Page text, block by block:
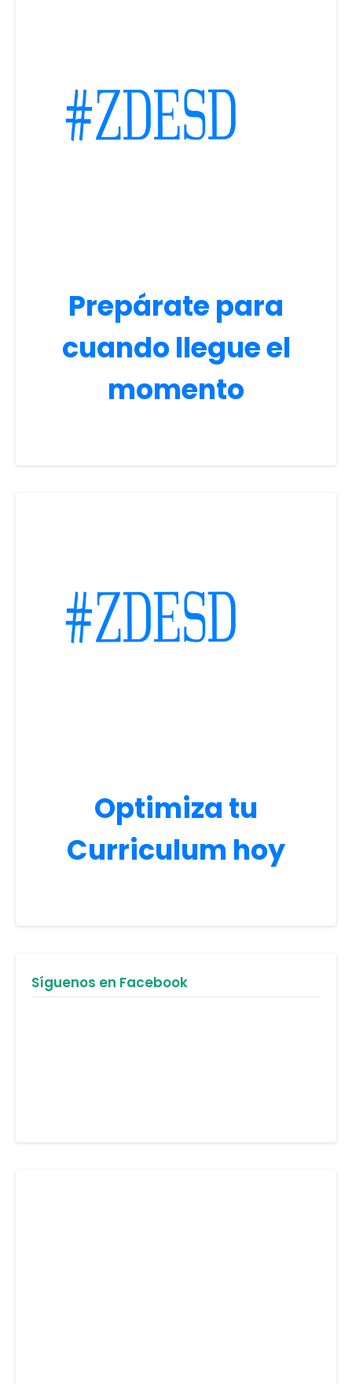
Prepárate para
cuando llegue el
momento
Optimiza tu
Curriculum hoy
Síguenos en Facebook